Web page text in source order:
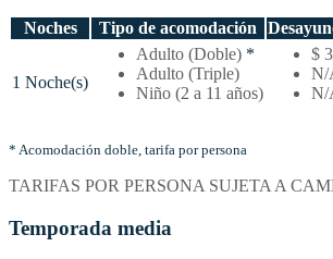
–
noches
tipo
acomodación
Noches Tipo de acomodación
1 Noche(s)
Adulto (Doble) *
Adulto (Triple)
Niño (2 a 11 años)
$
N/
N/
* Acomodación doble, tarifa por persona
TARIFAS POR PERSONA SUJETA A
Temporada media